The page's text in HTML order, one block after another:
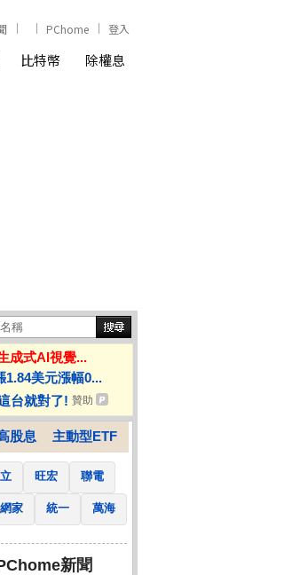
PChome 登入
比特幣 除權息
成式AI視覺...
1.84美元漲幅0...
台就對了! 贊助
股息 主動型ETF
旺宏 聯電
網家 統一 萬海
新聞